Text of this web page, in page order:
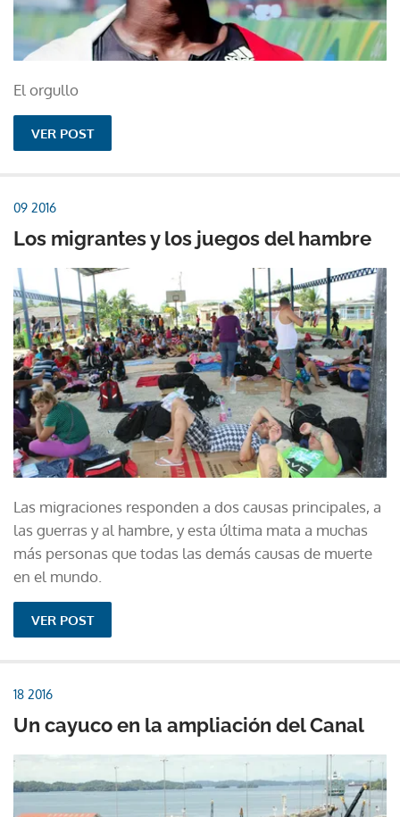
El orgullo
VER POST
09 2016
Los migrantes y los juegos del hambre
Las migraciones responden a dos causas principales, a
las guerras y al hambre, y esta última mata a muchas
más personas que todas las demás causas de muerte
en el mundo.
VER POST
18 2016
Un cayuco en la ampliación del Canal